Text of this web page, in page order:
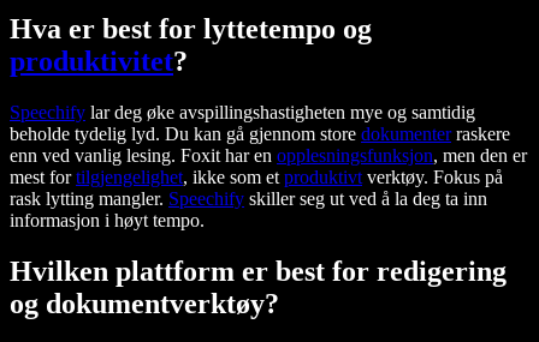
Hva er best for lyttetempo og
produktivitet?
Speechify lar deg øke avspillingshastigheten mye og samtidig
beholde tydelig lyd. Du kan gå gjennom store dokumenterraskere
enn ved vanlig lesing. Foxit har en opplesningsfunksjon, men den er
mest fortilgjengelighet, ikke som et produktivt verktøy. Fokus på
rask lytting mangler. Speechify skiller seg ut ved å la deg ta inn
informasjon i høyt tempo.
Hvilken plattform er best for redigering
og dokumentverktøy?